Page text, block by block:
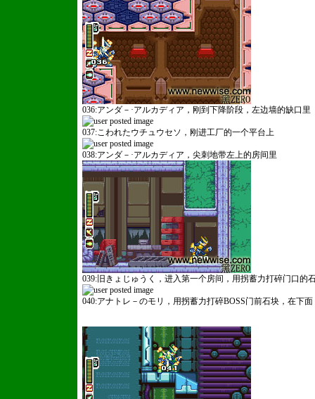
036:アンダ－·アルカディア，刚到下降阶段，左边墙的缺口里
037:こわれたウチュウセソ，刚进工厂的一个平台上
038:アンダ－·アルカディア，尖刺地带左上的房间里
039:旧きょじゅうく，进入第一个房间，用拐蓄力打碎门口的
040:アナトレ－のモリ，用拐蓄力打碎BOSS门前石块，在下面